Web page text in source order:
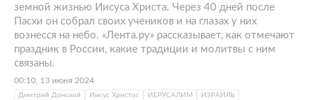
земной жизнью Иисуса Христа. Через 40 дней после
Пасхи он собрал своих учеников и на глазах у них
вознесся на небо. «Лента.ру» рассказывает, как отмечают
праздник в России, какие традиции и молитвы с ним
связаны.
00:10, 13 июня 2024
Дмитрий Донской Иисус Христос ИЕРУСАЛИМ ИЗРАИЛЬ